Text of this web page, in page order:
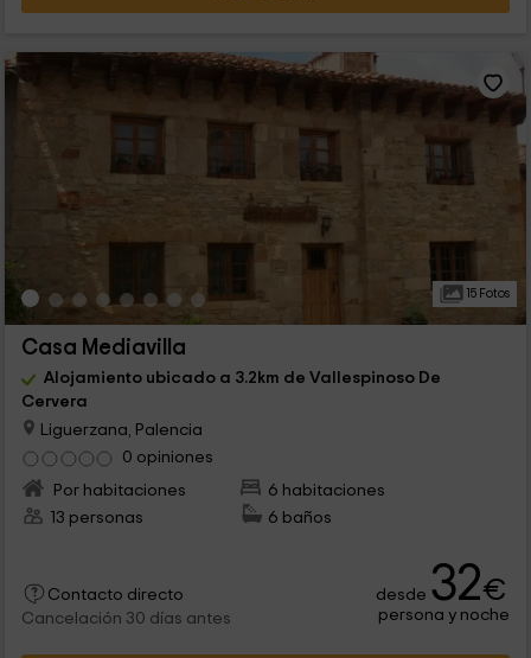
15 Fotos
Casa Mediavilla
Alojamiento ubicado a 3.2km de Vallespinoso De
Cervera
Liguerzana, Palencia
0 opiniones
Por habitaciones
6 habitaciones
13 personas
6 baños
Contacto directo
Cancelación 30 días antes
desde 32€
persona y noche